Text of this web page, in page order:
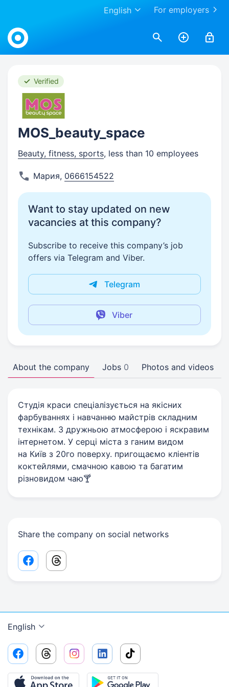
For employers
English
Work.ua
Verified
MOS_beauty_space
Beauty, fitness, sports, less than 10 employees
Мария, 0666154522
Want to stay updated on new
vacancies at this company?
Subscribe to receive this company’s job
offers via Telegram and Viber.
Telegram
Viber
About the company Jobs 0 Photos and videos
Студія краси спеціалізується на якісних
фарбуваннях і навчанню майстрів складним
технікам. З дружньою атмосферою і яскравим
інтернетом. У серці міста з ганим видом
на Київ з 20го поверху. пригощаємо кліентів
коктейлями, смачною кавою та багатим
різновидом чаю🍸
Share the company on social networks
Facebook share link
Threads share link
English